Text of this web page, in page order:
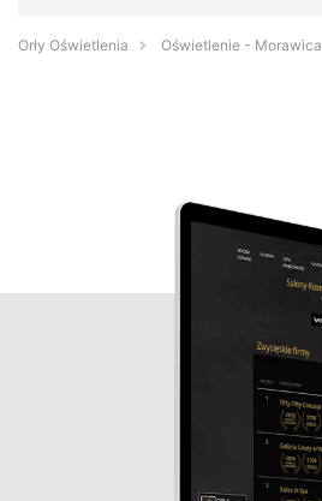
Orły Oświetlenia Oświetlenie - Morawica